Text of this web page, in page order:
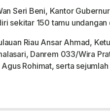
Seri Beni, Kantor
sekitar 150 tamu undangan
Riau Ansar Ahmad,
Danrem 033/Wira
Rohimat, serta